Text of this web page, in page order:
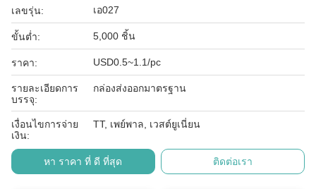
เลขรุ่น: เอ027
ขั้นต่ำ: 5,000 ชิ้น
ราคา: USD0.5~1.1/pc
รายละเอียดการ
บรรจุ:
กล่องส่งออกมาตรฐาน
เงื่อนไขการจ่าย
เงิน:
TT, เพย์พาล, เวสต์ยูเนี่ยน
หา ราคา ที่ ดี ที่สุด ติดต่อเรา